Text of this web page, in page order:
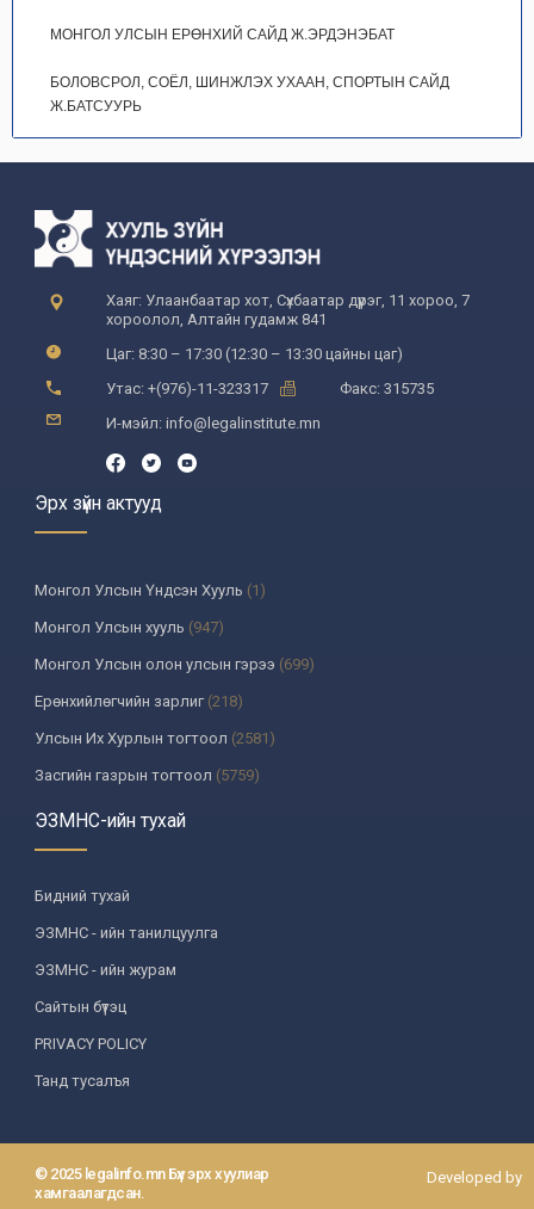
МОНГОЛ УЛСЫН ЕРӨНХИЙ САЙД Ж.ЭРДЭНЭБАТ
БОЛОВСРОЛ, СОЁЛ, ШИНЖЛЭХ УХААН, СПОРТЫН САЙД
Ж.БАТСУУРЬ
Хаяг: Улаанбаатар хот, Сүхбаатар дүүрэг, 11 хороо, 7
хороолол, Алтайн гудамж 841
Цаг: 8:30 – 17:30 (12:30 – 13:30 цайны цаг)
Утас: +(976)-11-323317
Факс: 315735
И-мэйл: info@legalinstitute.mn
Эрх зүйн актууд
Монгол Улсын Үндсэн Хууль (1)
Монгол Улсын хууль (947)
Монгол Улсын олон улсын гэрээ (699)
Ерөнхийлөгчийн зарлиг(218)
Улсын Их Хурлын тогтоол (2581)
Засгийн газрын тогтоол (5759)
Үндсэн хуулийн цэцийн шийдвэр
Улсын дээд шүүхийн тогтоол
УИХ-аас томилогддог байгууллагын дарга, түүнтэй адилтгах албан
тушаалтны шийдвэр
Сайдын тушаал(987)
Засгийн газрын агентлагийн даргын тушаал
Хууль, хяналтын байгууллага
Төрийн зарим чиг үүргийг хууль болон гэрээний үндсэн дээр
хэрэгжүүлж буй байгууллага
Аймаг, нийслэлийн Засаг даргын захирамж(85)
Зөвлөл, хороо, бусад байгууллага
ЭЗМНС-ийн тухай
Бидний тухай
ЭЗМНС - ийн танилцуулга
ЭЗМНС - ийн журам
Сайтын бүтэц
PRIVACY POLICY
Танд тусалъя
© 2025 legalinfo.mn Бүх эрх хуулиар
хамгаалагдсан.
Developed by